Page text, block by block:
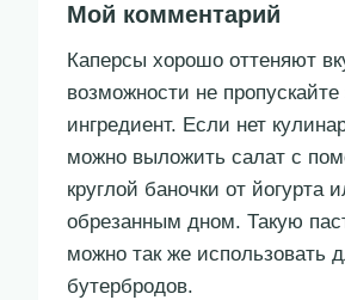
Мой комментарий
Каперсы хорошо оттеняют
возможности не пропускайте
ингредиент. Если нет
можно выложить салат с
круглой баночки от йогурта
обрезанным дном. Такую
можно так же использовать
бутербродов.